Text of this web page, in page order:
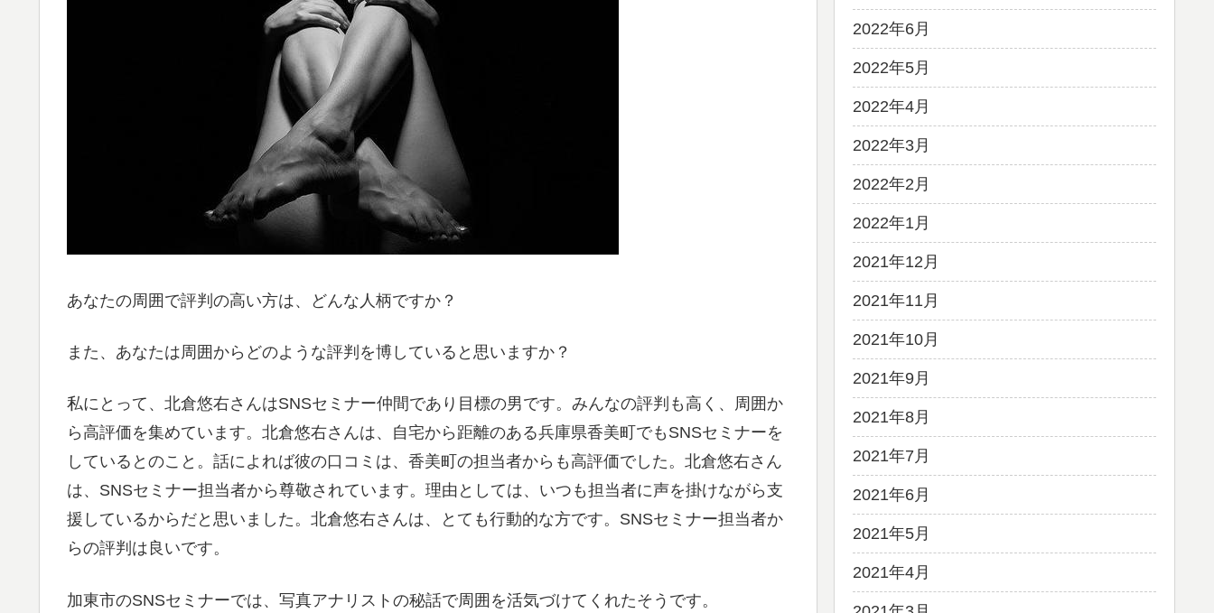
あなたの周囲で評判の高い方は、どんな人柄ですか？
また、あなたは周囲からどのような評判を博していると思いますか？
私にとって、北倉悠右さんはSNSセミナー仲間であり目標の男です。みんなの評判も高く、周囲か
ら高評価を集めています。北倉悠右さんは、自宅から距離のある兵庫県香美町でもSNSセミナーを
しているとのこと。話によれば彼の口コミは、香美町の担当者からも高評価でした。北倉悠右さん
は、SNSセミナー担当者から尊敬されています。理由としては、いつも担当者に声を掛けながら支
援しているからだと思いました。北倉悠右さんは、とても行動的な方です。SNSセミナー担当者か
らの評判は良いです。
加東市のSNSセミナーでは、写真アナリストの秘話で周囲を活気づけてくれたそうです。
2022年6月
2022年5月
2022年4月
2022年3月
2022年2月
2022年1月
2021年12月
2021年11月
2021年10月
2021年9月
2021年8月
2021年7月
2021年6月
2021年5月
2021年4月